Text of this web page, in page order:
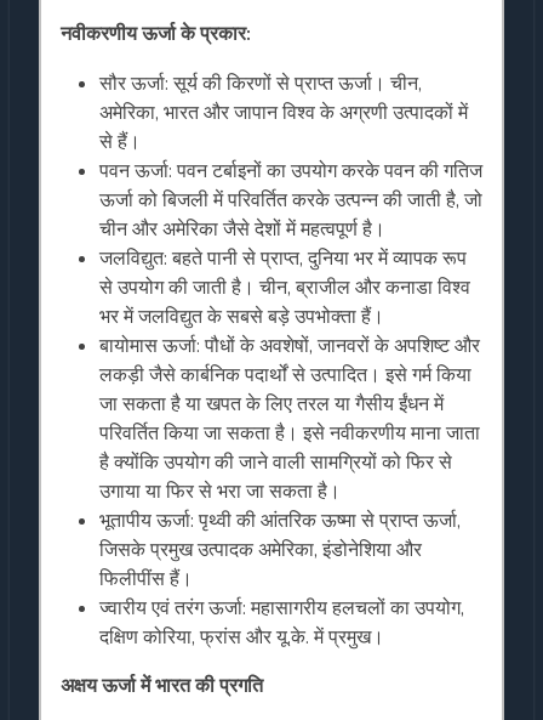
नवीकरणीय ऊर्जा के प्रकार:
सौर ऊर्जा: सूर्य की किरणों से प्राप्त ऊर्जा। चीन,
अमेरिका, भारत और जापान विश्व के अग्रणी उत्पादकों में
से हैं।
पवन ऊर्जा: पवन टर्बाइनों का उपयोग करके पवन की गतिज
ऊर्जा को बिजली में परिवर्तित करके उत्पन्न की जाती है, जो
चीन और अमेरिका जैसे देशों में महत्वपूर्ण है।
जलविद्युत: बहते पानी से प्राप्त, दुनिया भर में व्यापक रूप
से उपयोग की जाती है। चीन, ब्राजील और कनाडा विश्व
भर में जलविद्युत के सबसे बड़े उपभोक्ता हैं।
बायोमास ऊर्जा: पौधों के अवशेषों, जानवरों के अपशिष्ट और
लकड़ी जैसे कार्बनिक पदार्थों से उत्पादित। इसे गर्म किया
जा सकता है या खपत के लिए तरल या गैसीय ईंधन में
परिवर्तित किया जा सकता है। इसे नवीकरणीय माना जाता
है क्योंकि उपयोग की जाने वाली सामग्रियों को फिर से
उगाया या फिर से भरा जा सकता है।
भूतापीय ऊर्जा: पृथ्वी की आंतरिक ऊष्मा से प्राप्त ऊर्जा,
जिसके प्रमुख उत्पादक अमेरिका, इंडोनेशिया और
फिलीपींस हैं।
ज्वारीय एवं तरंग ऊर्जा: महासागरीय हलचलों का उपयोग,
दक्षिण कोरिया, फ्रांस और यू.के. में प्रमुख।
अक्षय ऊर्जा में भारत की प्रगति